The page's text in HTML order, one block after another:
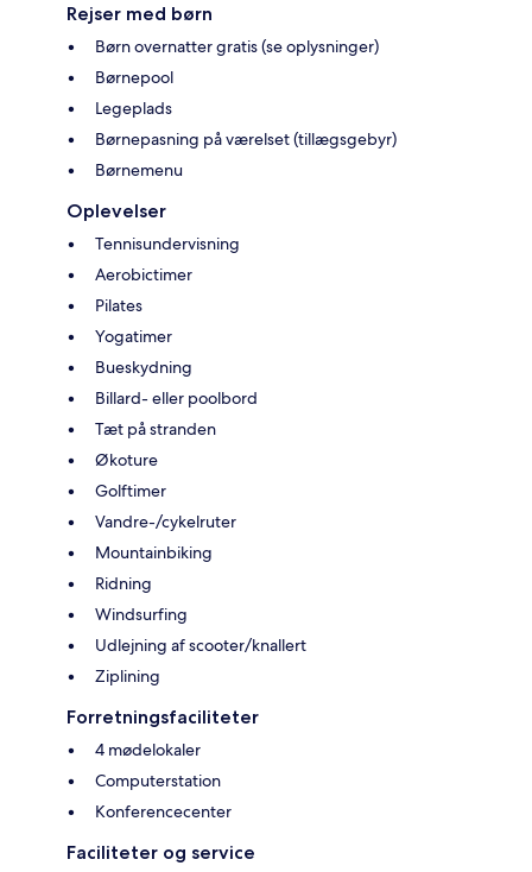
Rejser med børn
Børn overnatter gratis (se oplysninger)
Børnepool
Legeplads
Børnepasning på værelset (tillægsgebyr)
Børnemenu
Oplevelser
Tennisundervisning
Aerobictimer
Pilates
Yogatimer
Bueskydning
Billard- eller poolbord
Tæt på stranden
Økoture
Golftimer
Vandre-/cykelruter
Mountainbiking
Ridning
Windsurfing
Udlejning af scooter/knallert
Ziplining
Forretningsfaciliteter
4 mødelokaler
Computerstation
Konferencecenter
Faciliteter og service